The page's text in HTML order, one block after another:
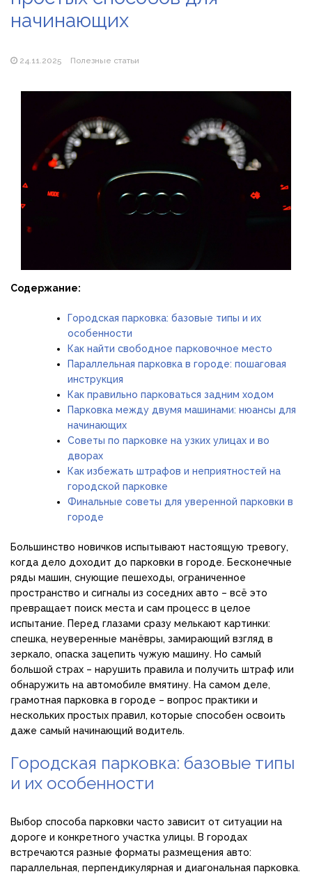
Популярні види вібраторів: які моделі бувають і як
начинающих
24.11.2025 Полезные статьи
Содержание:
Городская парковка: базовые типы и их
особенности
Как найти свободное парковочное место
Параллельная парковка в городе: пошаговая
инструкция
Как правильно парковаться задним ходом
Парковка между двумя машинами: нюансы для
начинающих
Советы по парковке на узких улицах и во
дворах
Как избежать штрафов и неприятностей на
городской парковке
Финальные советы для уверенной парковки в
городе
Большинство новичков испытывают настоящую тревогу,
когда дело доходит до парковки в городе. Бесконечные
ряды машин, снующие пешеходы, ограниченное
пространство и сигналы из соседних авто – всё это
превращает поиск места и сам процесс в целое
испытание. Перед глазами сразу мелькают картинки:
спешка, неуверенные манёвры, замирающий взгляд в
зеркало, опаска зацепить чужую машину. Но самый
большой страх – нарушить правила и получить штраф или
обнаружить на автомобиле вмятину. На самом деле,
грамотная парковка в городе – вопрос практики и
нескольких простых правил, которые способен освоить
даже самый начинающий водитель.
Городская парковка: базовые типы
и их особенности
Выбор способа парковки часто зависит от ситуации на
дороге и конкретного участка улицы. В городах
встречаются разные форматы размещения авто:
параллельная, перпендикулярная и диагональная парковка.